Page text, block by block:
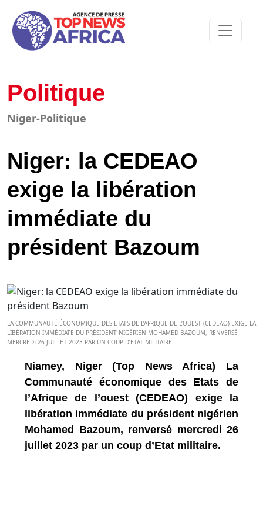
Politique
Niger-Politique
Niger: la CEDEAO
exige la libération
immédiate du
président Bazoum
LA COMMUNAUTÉ ÉCONOMIQUE DES ETATS DE L’AFRIQUE DE L’OUEST (CEDEAO) EXIGE LA
LIBÉRATION IMMÉDIATE DU PRÉSIDENT NIGÉRIEN MOHAMED BAZOUM, RENVERSÉ
MERCREDI 26 JUILLET 2023 PAR UN COUP D’ETAT MILITAIRE.
Niamey, Niger (Top News Africa) La
Communauté économique des Etats de
l’Afrique de l’ouest (CEDEAO) exige la
libération immédiate du président nigérien
Mohamed Bazoum, renversé mercredi 26
juillet 2023 par un coup d’Etat militaire.